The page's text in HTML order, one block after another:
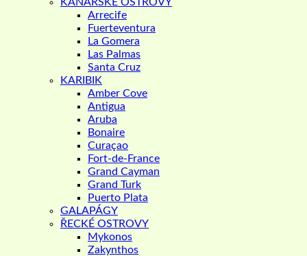
Arrecife
Fuerteventura
La Gomera
Las Palmas
Santa Cruz
KARIBIK
Amber Cove
Antigua
Aruba
Bonaire
Curaçao
Fort-de-France
Grand Cayman
Grand Turk
Puerto Plata
GALAPÁGY
ŘECKÉ OSTROVY
Mykonos
Zakynthos